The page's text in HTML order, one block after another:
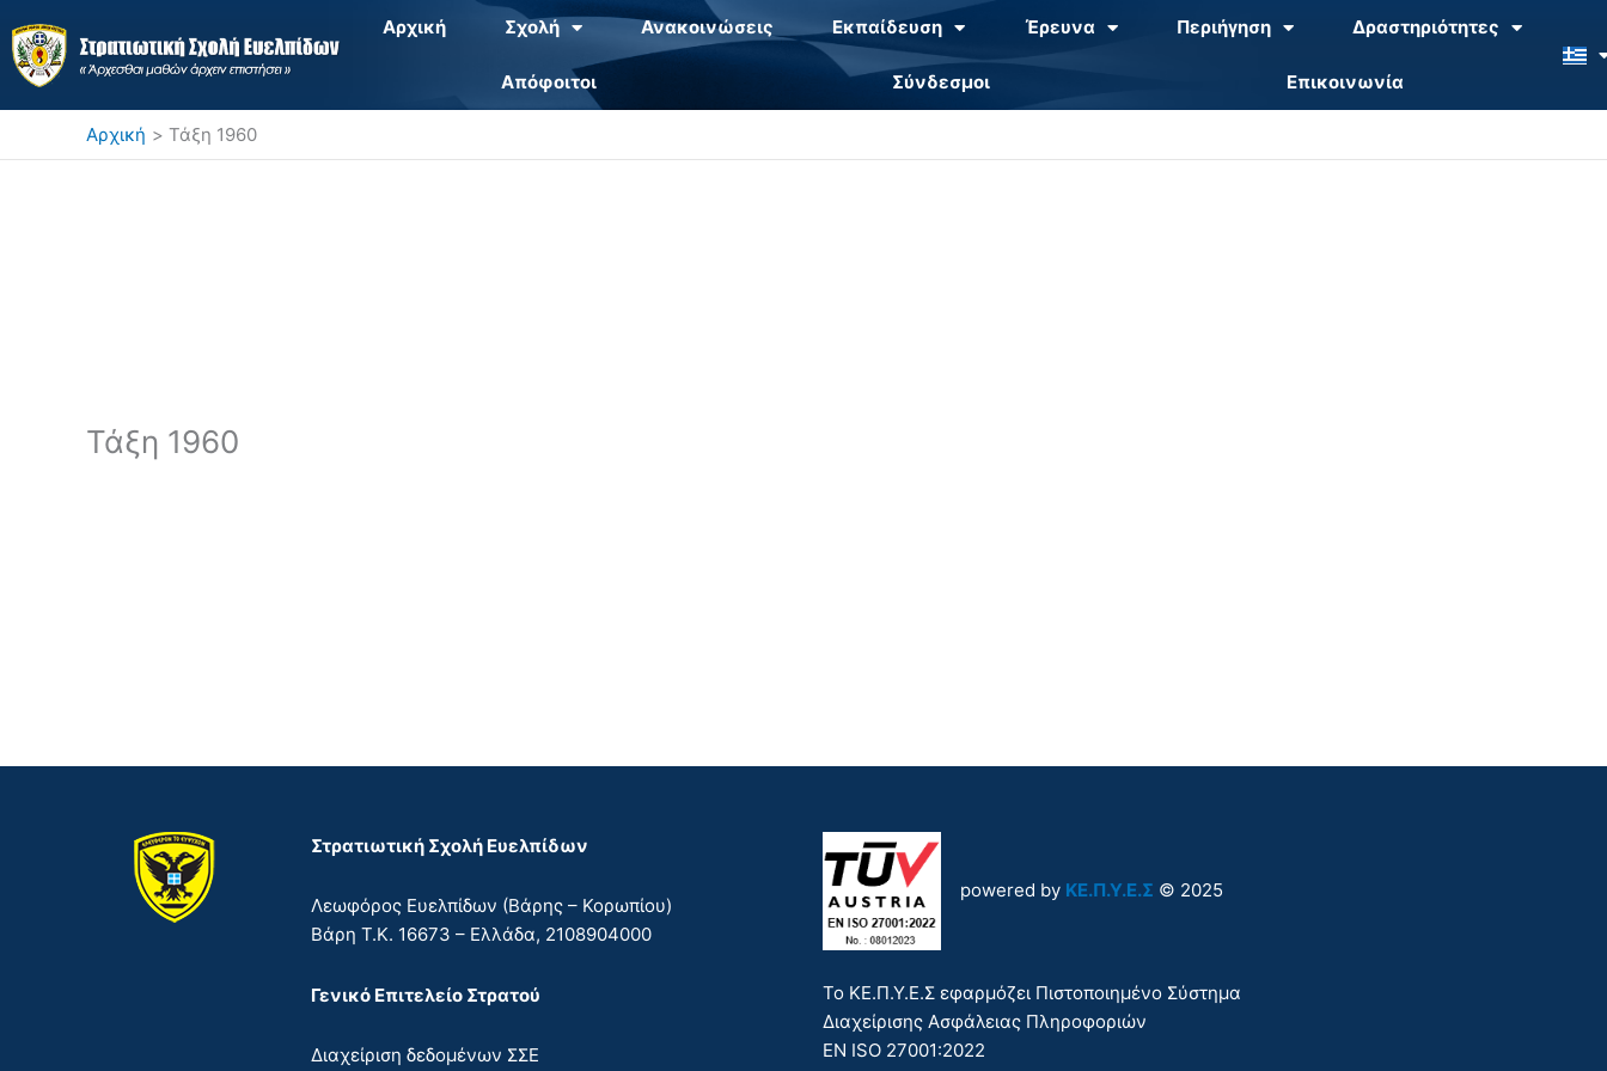
στο
περιεχόμενο
Αρχική Σχολή Ανακοινώσεις Εκπαίδευση Έρευνα Περιήγηση Δραστηριότητες
Απόφοιτοι Σύνδεσμοι Επικοινωνία
Αρχική Τάξη 1960
Τάξη 1960
Στρατιωτική Σχολή Ευελπίδων
Λεωφόρος Ευελπίδων (Βάρης – Κορωπίου)
Βάρη Τ.Κ. 16673 – Ελλάδα, 2108904000
Γενικό Επιτελείο Στρατού
Διαχείριση δεδομένων ΣΣΕ
powered by ΚΕ.Π.Υ.Ε.Σ © 2025
Το ΚΕ.Π.Υ.Ε.Σ εφαρμόζει Πιστοποιημένο Σύστημα
Διαχείρισης Ασφάλειας Πληροφοριών
EN ISO 27001:2022